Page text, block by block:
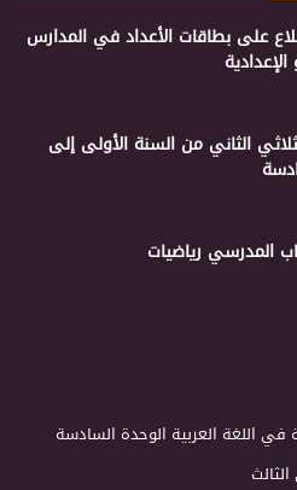
على بطاقات الأعداد في المدارس
الإعدادية
الثاني من السنة الأولى إلى
المدرسي رياضيات
في اللغة العربية الوحدة السادسة